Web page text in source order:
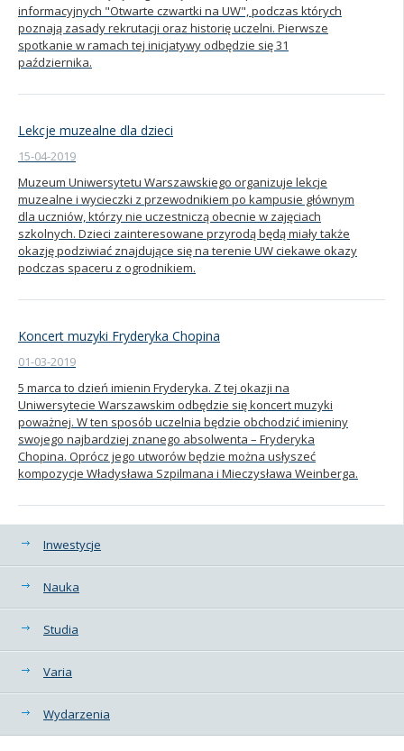
informacyjnych "Otwarte czwartki na UW", podczas których
poznają zasady rekrutacji oraz historię uczelni. Pierwsze
spotkanie w ramach tej inicjatywy odbędzie się 31
października.
Lekcje muzealne dla dzieci
15-04-2019
Muzeum Uniwersytetu Warszawskiego organizuje lekcje
muzealne i wycieczki z przewodnikiem po kampusie głównym
dla uczniów, którzy nie uczestniczą obecnie w zajęciach
szkolnych. Dzieci zainteresowane przyrodą będą miały także
okazję podziwiać znajdujące się na terenie UW ciekawe okazy
podczas spaceru z ogrodnikiem.
Koncert muzyki Fryderyka Chopina
01-03-2019
5 marca to dzień imienin Fryderyka. Z tej okazji na
Uniwersytecie Warszawskim odbędzie się koncert muzyki
poważnej. W ten sposób uczelnia będzie obchodzić imieniny
swojego najbardziej znanego absolwenta – Fryderyka
Chopina. Oprócz jego utworów będzie można usłyszeć
kompozycje Władysława Szpilmana i Mieczysława Weinberga.
Kategorie
Inwestycje
Nauka
Studia
Varia
Wydarzenia